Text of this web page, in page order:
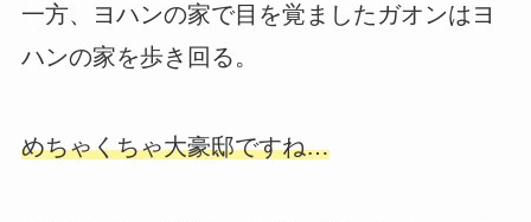
一方、ヨハンの家で目を覚ましたガオンはヨ
ハンの家を歩き回る。
めちゃくちゃ大豪邸ですね…